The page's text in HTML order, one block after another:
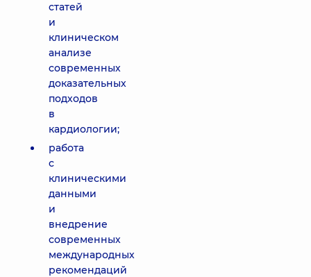
статей
и
клиническом
анализе
современных
доказательных
подходов
в
кардиологии;
работа
с
клиническими
данными
и
внедрение
современных
международных
рекомендаций